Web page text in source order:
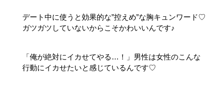
デート中に使うと効果的な”控えめ”な胸キュンワード♡
ガツガツしていないからこそかわいいんです♪
「俺が絶対にイカせてやる…！」男性は女性のこんな
行動にイカせたいと感じているんです♡